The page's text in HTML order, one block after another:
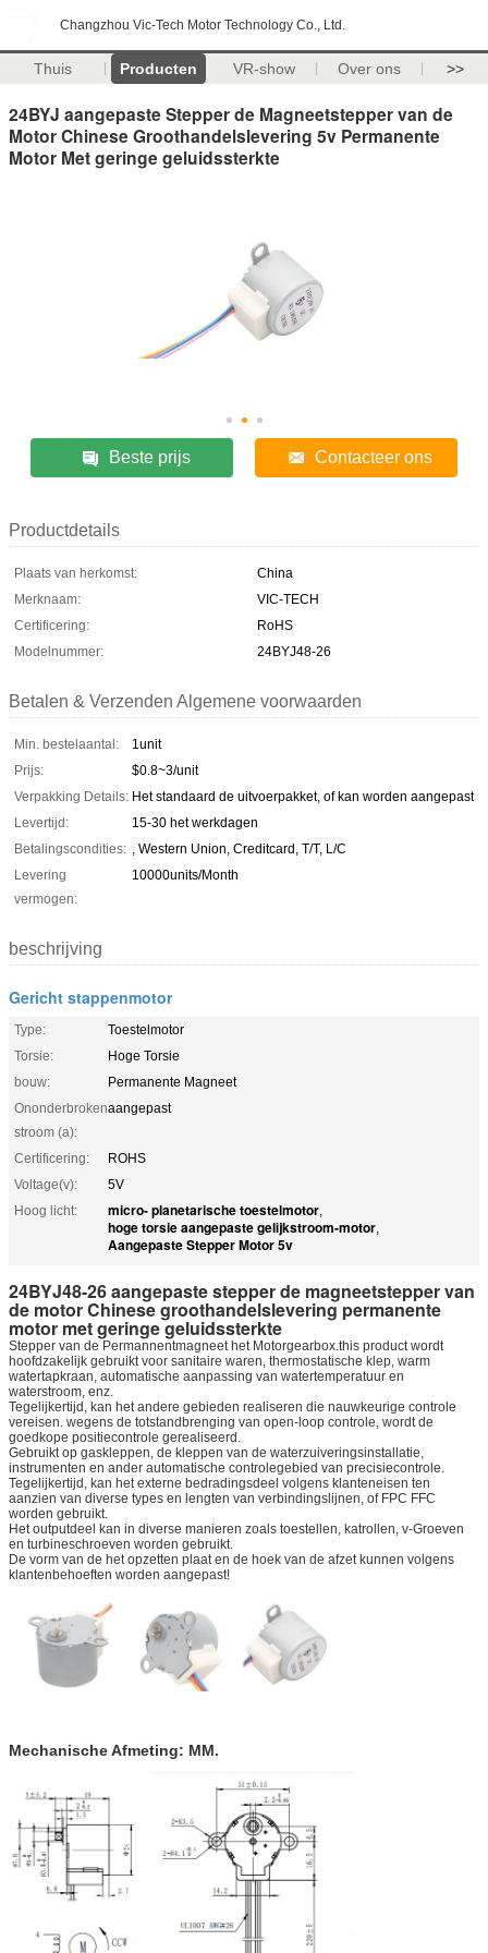
Changzhou Vic-Tech Motor Technology Co., Ltd.
Thuis Producten VR-show Over ons >>
24BYJ aangepaste Stepper de Magneetstepper van de
Motor Chinese Groothandelslevering 5v Permanente
Motor Met geringe geluidssterkte
Beste prijs Contacteer ons
Productdetails
Plaats van herkomst:
China
Merknaam:
VIC-TECH
Certificering:
RoHS
Modelnummer:
24BYJ48-26
Betalen & Verzenden Algemene voorwaarden
Min. bestelaantal:
1unit
Prijs:
$0.8~3/unit
Verpakking Details: Het standaard de uitvoerpakket, of kan worden aangepast
Levertijd:
15-30 het werkdagen
Betalingscondities: , Western Union, Creditcard, T/T, L/C
Levering
vermogen:
10000units/Month
beschrijving
Gericht stappenmotor
Type:
Toestelmotor
Torsie:
Hoge Torsie
bouw:
Permanente Magneet
Ononderbroken
stroom (a):
aangepast
Certificering:
ROHS
Voltage(v):
5V
Hoog licht:
micro- planetarische toestelmotor,
hoge torsie aangepaste gelijkstroom-motor,
Aangepaste Stepper Motor 5v
24BYJ48-26 aangepaste stepper de magneetstepper van
de motor Chinese groothandelslevering permanente
motor met geringe geluidssterkte
Stepper van de Permannentmagneet het Motorgearbox.this product wordt
hoofdzakelijk gebruikt voor sanitaire waren, thermostatische klep, warm
watertapkraan, automatische aanpassing van watertemperatuur en
waterstroom, enz.
Tegelijkertijd, kan het andere gebieden realiseren die nauwkeurige controle
vereisen. wegens de totstandbrenging van open-loop controle, wordt de
goedkope positiecontrole gerealiseerd.
Gebruikt op gaskleppen, de kleppen van de waterzuiveringsinstallatie,
instrumenten en ander automatische controlegebied van precisiecontrole.
Tegelijkertijd, kan het externe bedradingsdeel volgens klanteneisen ten
aanzien van diverse types en lengten van verbindingslijnen, of FPC FFC
worden gebruikt.
Het outputdeel kan in diverse manieren zoals toestellen, katrollen, v-Groeven
en turbineschroeven worden gebruikt.
De vorm van de het opzetten plaat en de hoek van de afzet kunnen volgens
klantenbehoeften worden aangepast!
Mechanische Afmeting: MM.